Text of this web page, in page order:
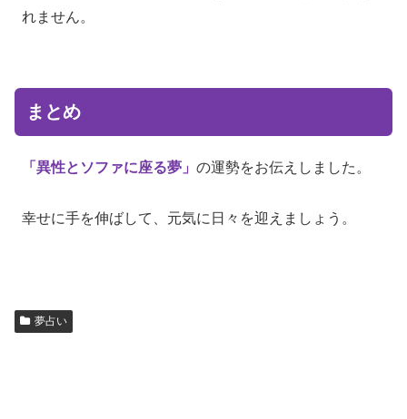
れません。
まとめ
「異性とソファに座る夢」 の運勢をお伝えしました。
幸せに手を伸ばして、元気に日々を迎えましょう。
夢占い